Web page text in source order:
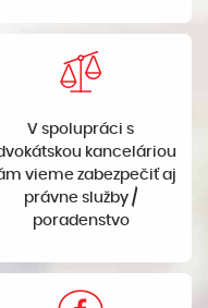
V spolupráci s
kanceláriou
vieme zabezpečiť aj
právne služby /
poradenstvo